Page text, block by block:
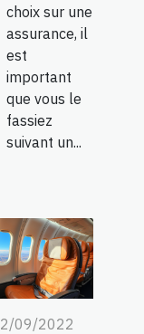
choix sur une
assurance, il
est
important
que vous le
fassiez
suivant un...
09/2022